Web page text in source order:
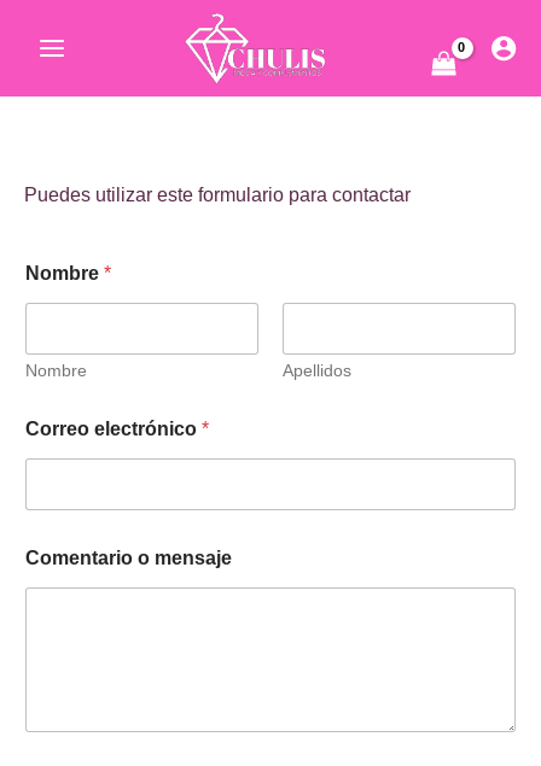
Puedes utilizar este formulario para contactar
Nombre *
Nombre Apellidos
Correo electrónico *
Comentario o mensaje